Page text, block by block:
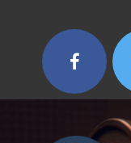
contenido